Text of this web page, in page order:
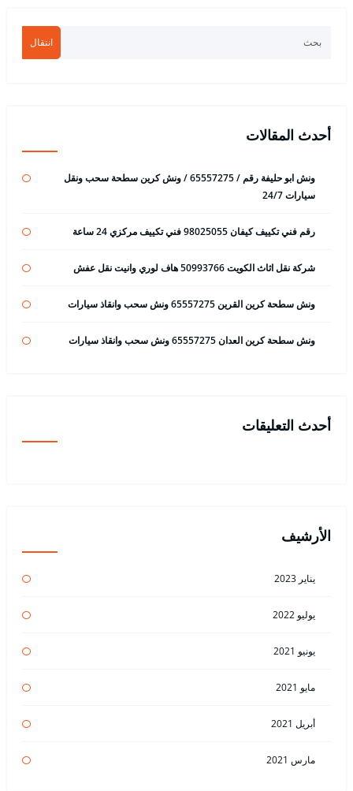
انتقال
أحدث المقالات
ونش ابو حليفة رقم / 65557275 / ونش كرين سطحة سحب ونقل
سيارات 24/7
رقم فني تكييف كيفان 98025055 فني تكييف مركزي 24 ساعة
شركة نقل اثاث الكويت 50993766 هاف لوري وانيت نقل عفش
ونش سطحة كرين القرين 65557275 ونش سحب وانقاذ سيارات
ونش سطحة كرين العدان 65557275 ونش سحب وانقاذ سيارات
أحدث التعليقات
الأرشيف
يناير 2023
يوليو 2022
يونيو 2021
مايو 2021
أبريل 2021
مارس 2021